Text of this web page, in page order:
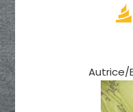
Autrice/